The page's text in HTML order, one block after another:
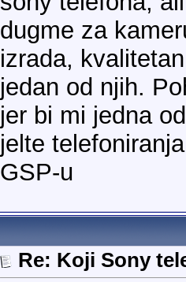
dugme za
izrada,
jedan od njih.
jer bi mi jedna
jelte
GSP-u
Re: Koji Sony